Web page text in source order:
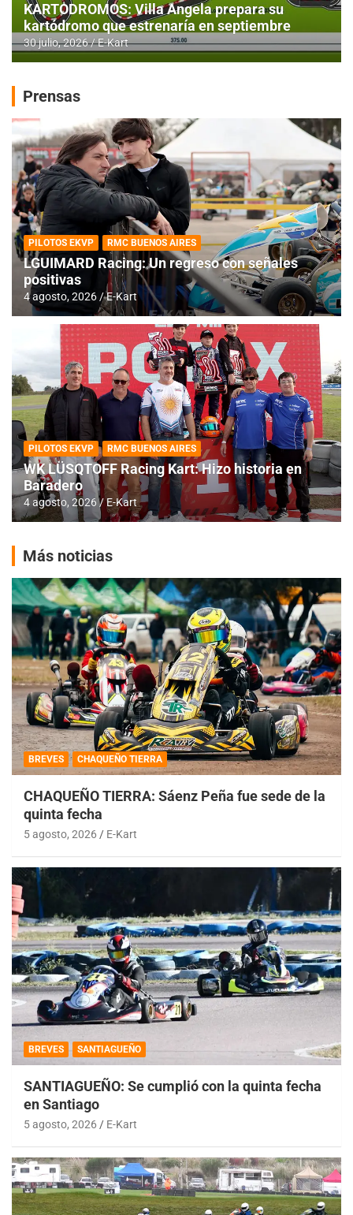
KARTODROMOS: Villa Angela prepara su
kartódromo que estrenaría en septiembre
30 julio, 2026 E-Kart
Prensas
PILOTOS EKVP RMC BUENOS AIRES
LGUIMARD Racing: Un regreso con señales
positivas
4 agosto, 2026 E-Kart
PILOTOS EKVP RMC BUENOS AIRES
WK LÜSQTOFF Racing Kart: Hizo historia en
Baradero
4 agosto, 2026 E-Kart
Más noticias
BREVES CHAQUEÑO TIERRA
CHAQUEÑO TIERRA: Sáenz Peña fue sede de la
quinta fecha
5 agosto, 2026 E-Kart
BREVES SANTIAGUEÑO
SANTIAGUEÑO: Se cumplió con la quinta fecha
en Santiago
5 agosto, 2026 E-Kart